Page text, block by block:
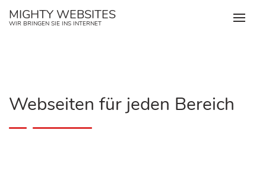
InhaltMIGHTY WEBSITES
WIR BRINGEN SIE INS INTERNET
Webseiten für jeden Bereich